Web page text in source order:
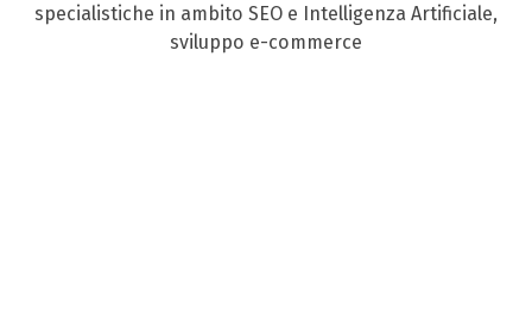
specialistiche in ambito SEO e Intelligenza Artificiale,
sviluppo e-commerce